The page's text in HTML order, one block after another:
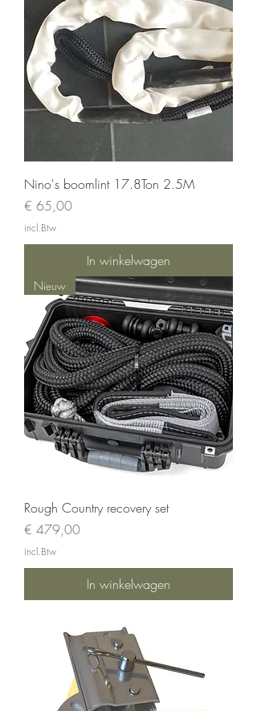
Nino's boomlint 17.8Ton 2.5M
Prijs
€ 65,00
incl.Btw
In winkelwagen
Nieuw
Rough Country recovery set
Prijs
€ 479,00
incl.Btw
In winkelwagen